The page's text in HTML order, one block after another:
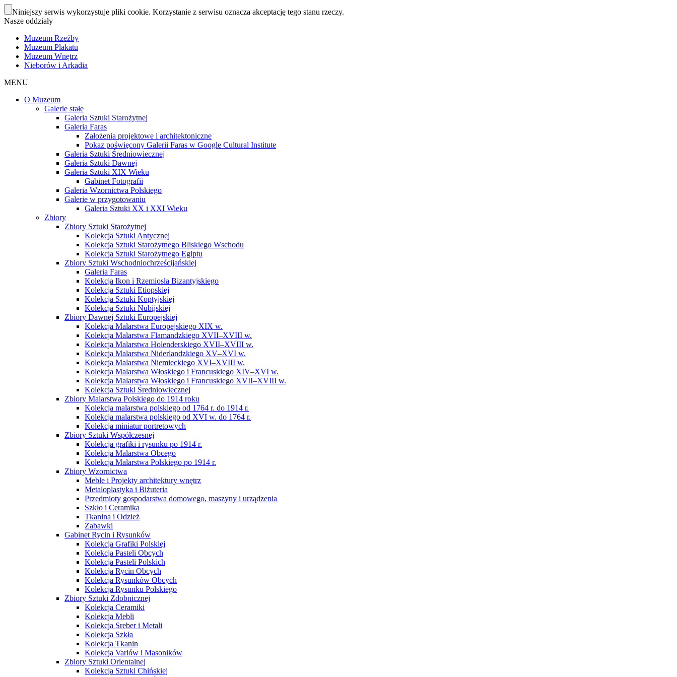
Niniejszy serwis wykorzystuje pliki cookie. Korzystanie z serwisu oznacza akceptację tego stanu rzeczy.
Nasze oddziały
Muzeum Rzeźby
Muzeum Plakatu
Muzeum Wnętrz
Nieborów i Arkadia
MENU
O Muzeum
Galerie stałe
Galeria Sztuki Starożytnej
Galeria Faras
Założenia projektowe i architektoniczne
Pokaz poświęcony Galerii Faras w Google Cultural Institute
Galeria Sztuki Średniowiecznej
Galeria Sztuki Dawnej
Galeria Sztuki XIX Wieku
Gabinet Fotografii
Galeria Wzornictwa Polskiego
Galerie w przygotowaniu
Galeria Sztuki XX i XXI Wieku
Zbiory
Zbiory Sztuki Starożytnej
Kolekcja Sztuki Antycznej
Kolekcja Sztuki Starożytnego Bliskiego Wschodu
Kolekcja Sztuki Starożytnego Egiptu
Zbiory Sztuki Wschodniochrześcijańskiej
Galeria Faras
Kolekcja Ikon i Rzemiosła Bizantyjskiego
Kolekcja Sztuki Etiopskiej
Kolekcja Sztuki Koptyjskiej
Kolekcja Sztuki Nubijskiej
Zbiory Dawnej Sztuki Europejskiej
Kolekcja Malarstwa Europejskiego XIX w.
Kolekcja Malarstwa Flamandzkiego XVII–XVIII w.
Kolekcja Malarstwa Holenderskiego XVII–XVIII w.
Kolekcja Malarstwa Niderlandzkiego XV–XVI w.
Kolekcja Malarstwa Niemieckiego XVI–XVIII w.
Kolekcja Malarstwa Włoskiego i Francuskiego XIV–XVI w.
Kolekcja Malarstwa Włoskiego i Francuskiego XVII–XVIII w.
Kolekcja Sztuki Średniowiecznej
Zbiory Malarstwa Polskiego do 1914 roku
Kolekcja malarstwa polskiego od 1764 r. do 1914 r.
Kolekcja malarstwa polskiego od XVI w. do 1764 r.
Kolekcja miniatur portretowych
Zbiory Sztuki Współczesnej
Kolekcja grafiki i rysunku po 1914 r.
Kolekcja Malarstwa Obcego
Kolekcja Malarstwa Polskiego po 1914 r.
Zbiory Wzornictwa
Meble i Projekty architektury wnętrz
Metaloplastyka i Biżuteria
Przedmioty gospodarstwa domowego, maszyny i urządzenia
Szkło i Ceramika
Tkanina i Odzież
Zabawki
Gabinet Rycin i Rysunków
Kolekcja Grafiki Polskiej
Kolekcja Pasteli Obcych
Kolekcja Pasteli Polskich
Kolekcja Rycin Obcych
Kolekcja Rysunków Obcych
Kolekcja Rysunku Polskiego
Zbiory Sztuki Zdobnicznej
Kolekcja Ceramiki
Kolekcja Mebli
Kolekcja Sreber i Metali
Kolekcja Szkła
Kolekcja Tkanin
Kolekcja Variów i Masoników
Zbiory Sztuki Orientalnej
Kolekcja Sztuki Chińskiej